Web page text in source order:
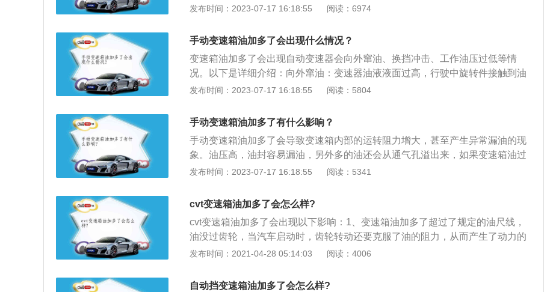
器的损坏：油加多超过了油尺线，油漫过齿轮，当汽车起动时，齿轮运转还是要
到油路带到离合器里，换挡打到D档时，离合器片之间有空气有就无法压紧，引
起离合打滑，汽车动不起来，离合器磨损加剧;2、变速器效率下降：变速器油旳
作用关键是润滑和降温，变速器油要把热量通变速器壳体与变速器散热器散热，
假如油加多了齿轮旋转会受到更大的阻力，下降了变速器的散热功能和传动速
率，就需要发动机供给更多的燃油，整车的燃油合理性那么就会降低;3、变速器
续上升，最终影响到变速器里面的轴承早期磨损和摩擦片的烧损，更换和修理基
本都不便宜，总之油既不可以加多也不可以加少，变速器在设计的情况下基本都
会做润滑和升温实验，油加的多少基本都经过精确验证。
发布时间：2023-07-17 16:18:55 阅读：6974
手动变速箱油加多了会出现什么情况？
变速箱油加多了会出现自动变速器会向外窜油、换挡冲击、工作油压过低等情
况。以下是详细介绍：向外窜油：变速器油液液面过高，行驶中旋转件接触到油
后，在高速旋转的机件行星齿轮机构或离合器的搅拌下，引起油液膨胀、沸腾，
制阀体上排油孔产生气堵，造成排油不畅，导致换挡冲击。造成工作油压过低：
自动变速器油液液面过高，使旋转件够着油，形成搅动，导致油液里产生气泡，
带气泡的油进入油泵，油泵就无法建立起应有的油压。
发布时间：2023-07-17 16:18:55 阅读：5804
手动变速箱油加多了有什么影响？
手动变速箱油加多了会导致变速箱内部的运转阻力增大，甚至产生异常漏油的现
象。油压高，油封容易漏油，另外多的油还会从通气孔溢出来，如果变速箱油过
多建议及时对油位进行调整。手动变速箱油属于车用齿轮油，其用于汽车上的变
动变速箱（自动挡汽车），注意车用齿轮油不能和工业齿轮油搞混，两类齿轮油
不能混用代用，手动变速箱油和自动变速箱油也不能混用代用。
发布时间：2023-07-17 16:18:55 阅读：5341
cvt变速箱油加多了会怎么样?
cvt变速箱油加多了会出现以下影响：1、变速箱油加多了超过了规定的油尺线，
油没过齿轮，当汽车启动时，齿轮转动还要克服了油的阻力，从而产生了动力的
消耗；2、另外还有齿轮的搅动，导致油起泡，空气混入油道至离合器，换到D
损加剧；3、所以添加变速箱油一定要按照规定的加注量，不要多加也不要少
发布时间：2021-04-28 05:14:03 阅读：4006
自动挡变速箱油加多了会怎么样?